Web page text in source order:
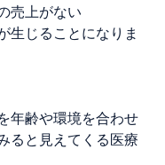
売上がない
生じることになりま
年齢や環境を合わせ
ると見えてくる医療